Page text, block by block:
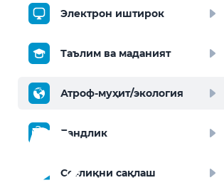
Электрон иштирок
Таълим ва маданият
Атроф-муҳит/экология
Бандлик
Соғлиқни сақлаш